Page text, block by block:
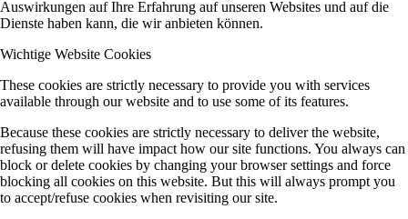
Auswirkungen auf Ihre Erfahrung auf unseren Websites und auf die
Dienste haben kann, die wir anbieten können.
Wichtige Website Cookies
These cookies are strictly necessary to provide you with services
available through our website and to use some of its features.
Because these cookies are strictly necessary to deliver the website,
refusing them will have impact how our site functions. You always can
block or delete cookies by changing your browser settings and force
blocking all cookies on this website. But this will always prompt you
to accept/refuse cookies when revisiting our site.